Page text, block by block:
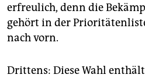
erfreulich, denn die
gehört in der
nach vorn.
Drittens: Diese Wahl